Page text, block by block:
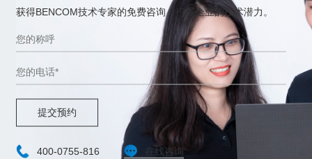
获得BENCOM技术专家的免费咨询，挖掘企业的技术潜力。
提交预约
400-0755-816 在线咨询